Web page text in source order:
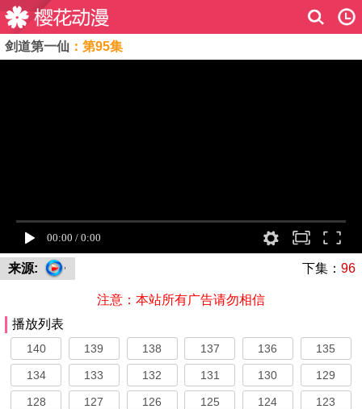
剑道第一仙 ：第95集
来源: 下集： 96
注意：本站所有广告请勿相信
播放列表
140 139 138 137 136 135
134 133 132 131 130 129
128 127 126 125 124 123